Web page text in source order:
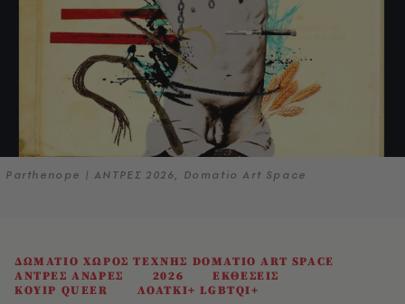
Parthenope | ΑΝΤΡΕΣ 2026, Domatio Art Space
ΔΩΜΑΤΙΟ ΧΩΡΟΣ ΤΕΧΝΗΣ DOMATIO ART SPACE
ΑΝΤΡΕΣ ΑΝΔΡΕΣ
2026
ΕΚΘΕΣΕΙΣ
ΚΟΥΙΡ QUEER
ΛΟΑΤΚΙ+ LGBTQI+